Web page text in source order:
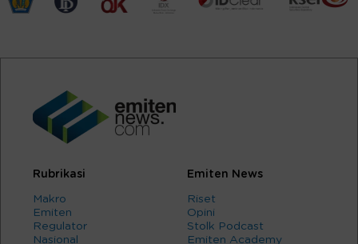
Rubrikasi
Makro
Emiten
Regulator
Nasional
Emiten News
Riset
Opini
Stolk Podcast
Emiten Academy